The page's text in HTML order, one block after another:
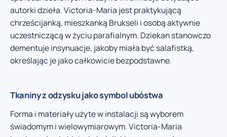
autorki dzieła. Victoria-Maria jest praktykującą
chrześcijanką, mieszkanką Brukseli i osobą aktywnie
uczestniczącą w życiu parafialnym. Dziekan stanowczo
dementuje insynuacje, jakoby miała być salafistką,
określając je jako całkowicie bezpodstawne.
Tkaniny z odzysku jako symbol ubóstwa
Forma i materiały użyte w instalacji są wyborem
świadomym i wielowymiarowym. Victoria-Maria